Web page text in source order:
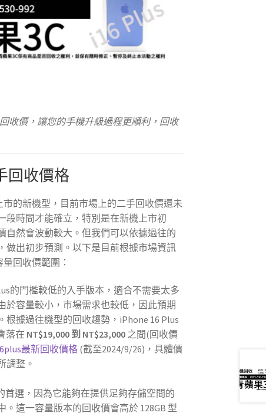
回收價，讓您的手機升級過程更順利，回收
回收價格
市的新機型，目前市場上的二手回收價還未
段時間才能確立，特別是在新機上市初
自然會波動較大。但我們可以依據過往的
做出初步預測。以下是目前根據市場資訊
回收價範圍：
的門檻較低的入手版本，適合不需要太多
於容量較小，市場需求也較低，因此預期
根據過往機型的回收趨勢，iPhone 16 Plus
落在 NT$19,000 到 NT$23,000 之間(回收價
最新回收價格 (截至2024/9/26)，具體價
調整。
首選，因為它能夠在提供足夠存儲空間的
。這一容量版本的回收價會高於 128GB 型